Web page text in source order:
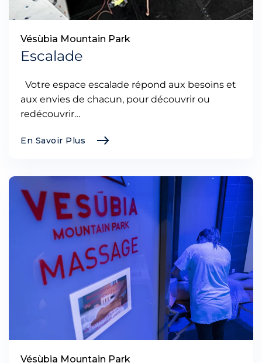
Vésùbia Mountain Park
Escalade
Votre espace escalade répond aux besoins et
aux envies de chacun, pour découvrir ou
redécouvrir…
En Savoir Plus
Vésùbia Mountain Park